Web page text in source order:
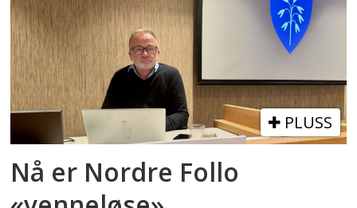
PLUSS
Nå er Nordre Follo